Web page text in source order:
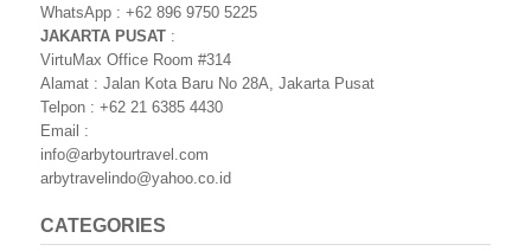
WhatsApp : +62 896 9750 5225
JAKARTA PUSAT :
VirtuMax Office Room #314
Alamat : Jalan Kota Baru No 28A, Jakarta Pusat
Telpon : +62 21 6385 4430
Email :
info@arbytourtravel.com
arbytravelindo@yahoo.co.id
CATEGORIES